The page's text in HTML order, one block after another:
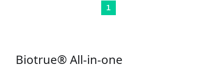
1
Biotrue® All-in-one